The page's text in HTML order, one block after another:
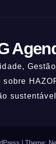
sustentável